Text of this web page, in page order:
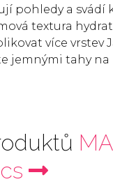
pohledy a svádí
textura
více vrstev
jemnými tahy na